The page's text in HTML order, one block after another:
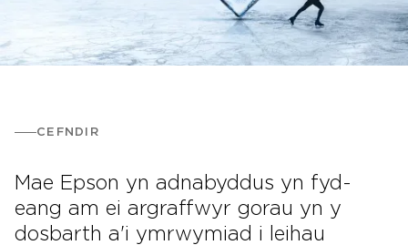
CEFNDIR
Mae Epson yn adnabyddus yn fyd-
eang am ei argraffwyr gorau yn y
dosbarth a'i ymrwymiad i leihau